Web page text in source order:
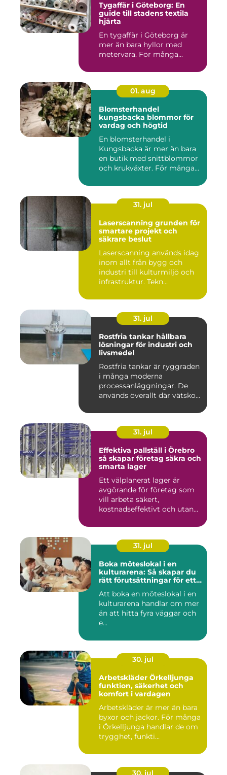
Tygaffär i Göteborg: En
guide till stadens textila
hjärta
En tygaffär i Göteborg är
mer än bara hyllor med
metervara. För många...
01. aug
Blomsterhandel
kungsbacka blommor för
vardag och högtid
En blomsterhandel i
Kungsbacka är mer än bara
en butik med snittblommor
och krukväxter. För många
31. jul
Laserscanning grunden för
smartare projekt och
säkrare beslut
Laserscanning används idag
inom allt från bygg och
industri till kulturmiljö och
infrastruktur. Tekn...
31. jul
Rostfria tankar hållbara
lösningar för industri och
livsmedel
Rostfria tankar är ryggraden
i många moderna
processanläggningar. De
används överallt där vätskor,
31. jul
Effektiva pallställ i Örebro
så skapar företag säkra och
smarta lager
Ett välplanerat lager är
avgörande för företag som
vill arbeta säkert,
kostnadseffektivt och utan
31. jul
Boka möteslokal i en
kulturarena: Så skapar du
rätt förutsättningar för ett
Att boka en möteslokal i en
kulturarena handlar om mer
än att hitta fyra väggar och
e...
30. jul
Arbetskläder Örkelljunga
funktion, säkerhet och
komfort i vardagen
Arbetskläder är mer än bara
byxor och jackor. För många
i Örkelljunga handlar de om
trygghet, funkti...
30. jul